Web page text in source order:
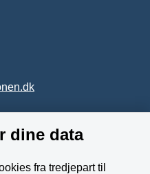
dine data
fra tredjepart til